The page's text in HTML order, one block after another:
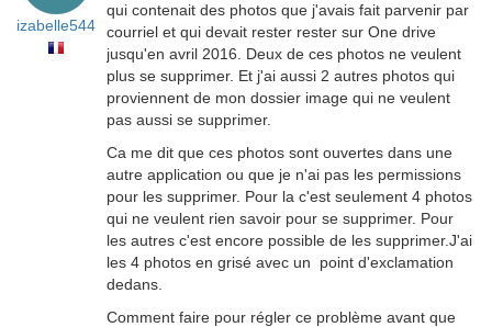
izabelle544
qui contenait des photos que j'avais fait parvenir par
courriel et qui devait rester rester sur One drive
jusqu'en avril 2016. Deux de ces photos ne veulent
plus se supprimer. Et j'ai aussi 2 autres photos qui
proviennent de mon dossier image qui ne veulent
pas aussi se supprimer.
Ca me dit que ces photos sont ouvertes dans une
autre application ou que je n'ai pas les permissions
pour les supprimer. Pour la c'est seulement 4 photos
qui ne veulent rien savoir pour se supprimer. Pour
les autres c'est encore possible de les supprimer.J'ai
les 4 photos en grisé avec un point d'exclamation
dedans.
Comment faire pour régler ce problème avant que